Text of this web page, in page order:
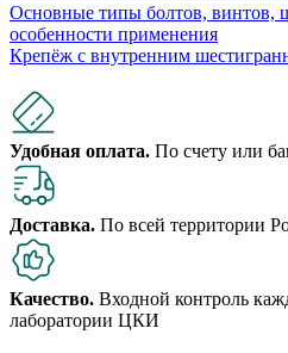
Основные типы болтов, винтов,
особенности применения
Крепёж с внутренним
Удобная оплата. По счету или
Доставка. По всей территории
Качество. Входной контроль
лаборатории ЦКИ